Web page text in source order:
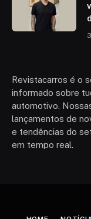
Revistacarros é o
informado sobre
automotivo.
lançamentos de
e tendências do
em tempo real.